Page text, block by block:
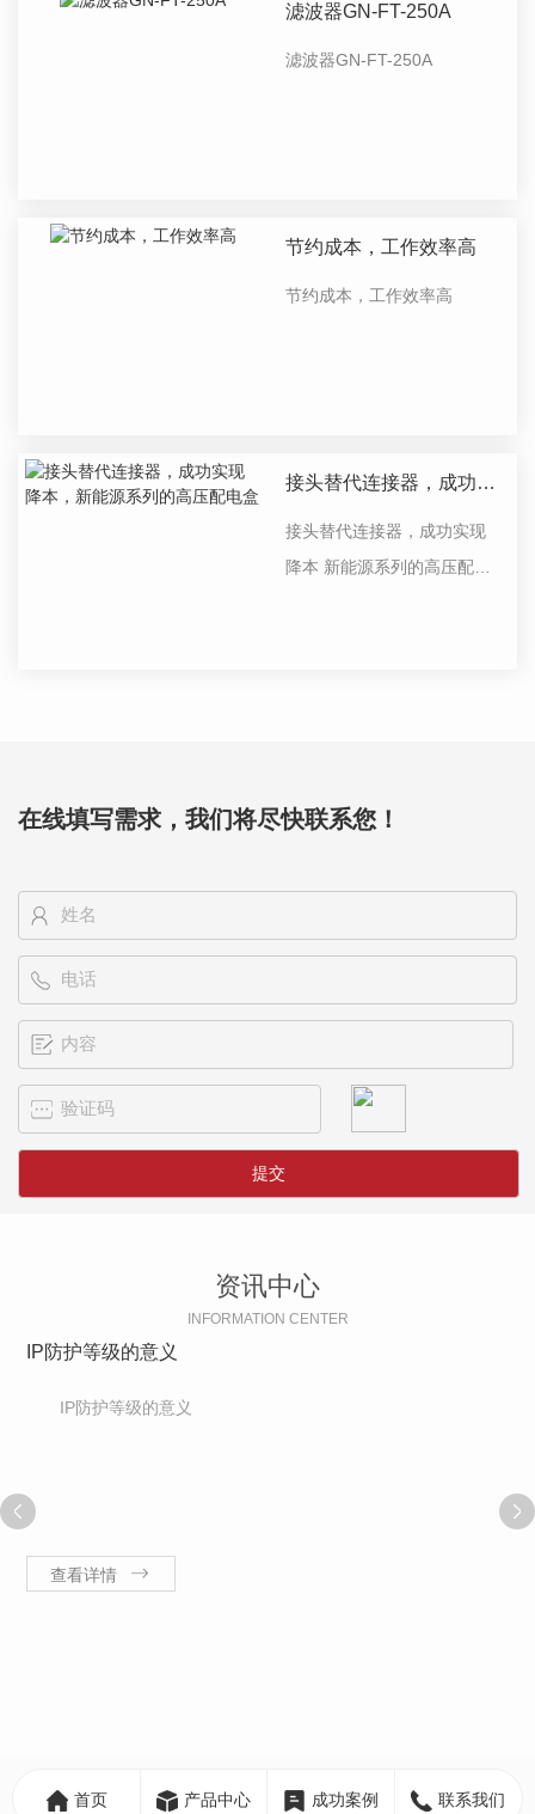
滤波器GN-FT-250A
滤波器GN-FT-250A
节约成本，工作效率高
节约成本，工作效率高
接头替代连接器，成功实
现降本，新能源系列的高
压配电盒
接头替代连接器，成功实现
降本 新能源系列的高压配电
在线填写需求，我们将尽快联系您！
资讯中心
INFORMATION CENTER
IP防护等级的意义
IP防护等级的意义
查看详情
首页 产品中心 成功案例 联系我们